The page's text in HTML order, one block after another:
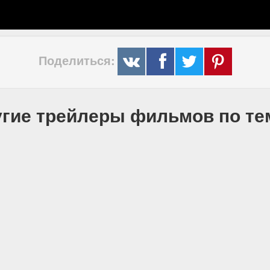
Поделиться:
трейлеры фильмов по